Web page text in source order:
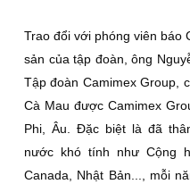
Trao đổi với phóng viên báo
sản của tập đoàn, ông
Tập đoàn Camimex Group,
Cà Mau được Camimex
Phi, Âu. Ðặc biệt là đã
nước khó tính như Cộng
Canada, Nhật Bản..., mỗi